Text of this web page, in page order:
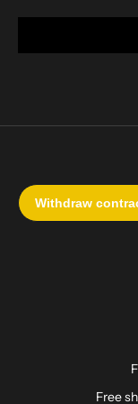
Free